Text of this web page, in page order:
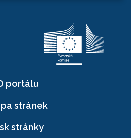
portálu
stránek
stránky